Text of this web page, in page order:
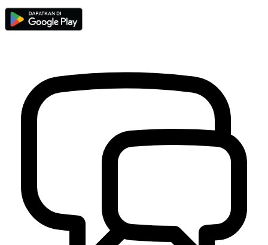
Hasil Pertandingan Bola Voli PORDES Wukirsari Hari Jumat 16
September 2022 17 September 2022
BPKal Wukirsari Meninjau Kegiatan Pembangunan Pemerintah
Kalurahan Wukirsari.